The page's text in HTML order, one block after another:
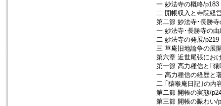
一 妙法寺の概略/p183
二 開帳収入と寺院経
第二節 妙法寺･長勝
一 妙法寺･長勝寺の由
二 妙法寺の発展/p219
三 草庵旧地論争の展
第六章 近世尾張にお
第一節 高力種信と｢
一 高力種信の経歴と
二 ｢猿喉庵日記｣の内
第二節 開帳の実態/
第三節 開帳の賑わい/